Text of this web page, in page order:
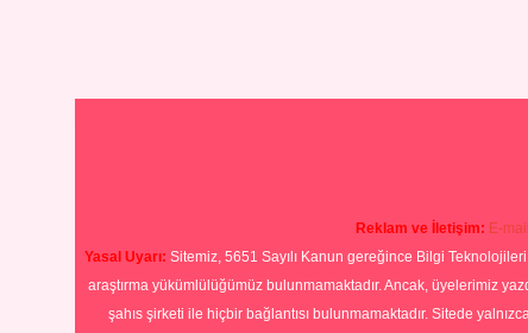
Reklam ve İletişim: E-
Yasal Uyarı: Sitemiz, 5651 Sayılı Kanun gereğince Bilgi
araştırma yükümlülüğümüz bulunmamaktadır. Ancak, üyelerimiz
şahıs şirketi ile hiçbir bağlantısı bulunmamaktadır. Sitede